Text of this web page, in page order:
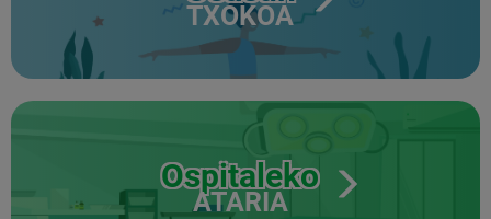
TXOKOA
Ospitaleko
ATARIA